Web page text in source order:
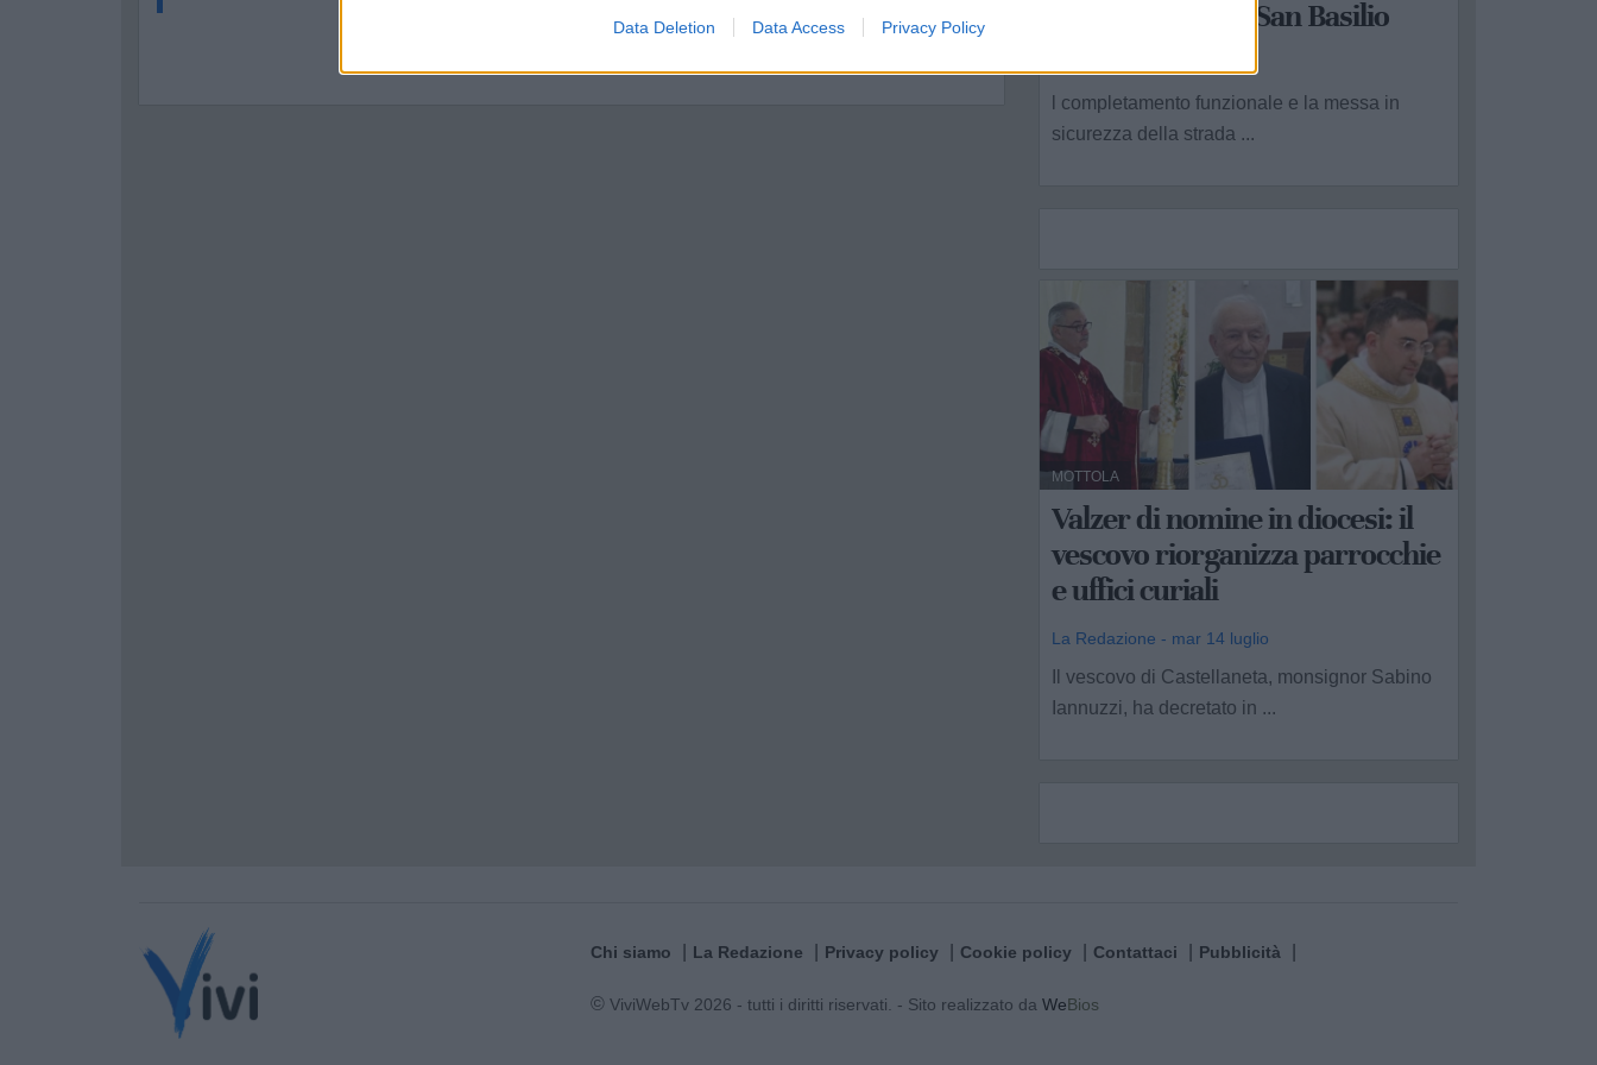
Data Deletion Data Access Privacy Policy
Gioia del Colle e San Basilio
l completamento funzionale e la messa in
sicurezza della strada ...
MOTTOLA
Valzer di nomine in diocesi: il
vescovo riorganizza parrocchie
e uffici curiali
La Redazione - mar 14 luglio
Il vescovo di Castellaneta, monsignor Sabino
Iannuzzi, ha decretato in ...
Chi siamo La Redazione Privacy policy Cookie policy Contattaci Pubblicità
© ViviWebTv 2026 - tutti i diritti riservati. - Sito realizzato da WeBios